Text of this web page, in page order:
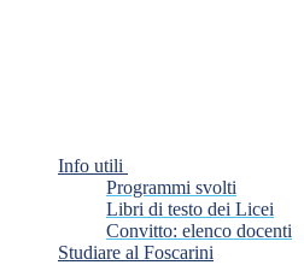
Info utili
Programmi svolti
Libri di testo dei Licei
Convitto: elenco docenti
Studiare al Foscarini